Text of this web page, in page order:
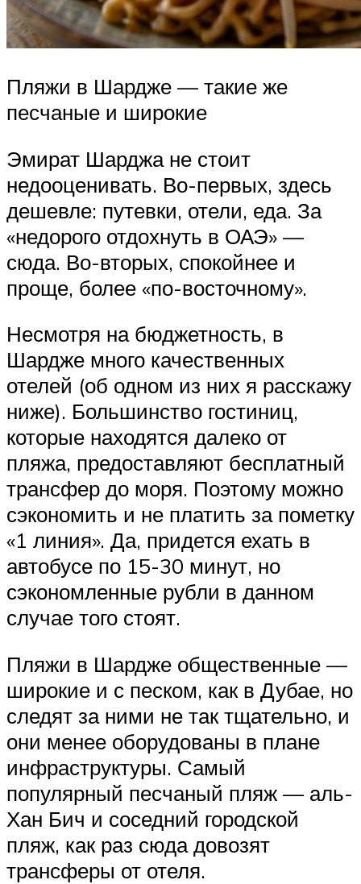
Пляжи в Шардже — такие же
песчаные и широкие
Эмират Шарджа не стоит
недооценивать. Во-первых, здесь
дешевле: путевки, отели, еда. За
«недорого отдохнуть в ОАЭ» —
сюда. Во-вторых, спокойнее и
проще, более «по-восточному».
Несмотря на бюджетность, в
Шардже много качественных
отелей (об одном из них я расскажу
ниже). Большинство гостиниц,
которые находятся далеко от
пляжа, предоставляют бесплатный
трансфер до моря. Поэтому можно
сэкономить и не платить за пометку
«1 линия». Да, придется ехать в
автобусе по 15-30 минут, но
сэкономленные рубли в данном
случае того стоят.
Пляжи в Шардже общественные —
широкие и с песком, как в Дубае, но
следят за ними не так тщательно, и
они менее оборудованы в плане
инфраструктуры. Самый
популярный песчаный пляж — аль-
Хан Бич и соседний городской
пляж, как раз сюда довозят
трансферы от отеля.